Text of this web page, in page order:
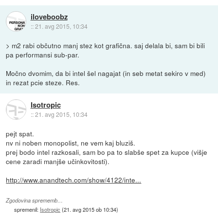
iloveboobz
::21. avg 2015, 10:34
> m2 rabi občutno manj stez kot grafična. saj delala bi, sam bi bili
pa performansi sub-par.
Močno dvomim, da bi intel šel nagajat (in seb metat sekiro v med)
in rezat pcie steze. Res.
Isotropic
::21. avg 2015, 10:34
pejt spat.
nv ni noben monopolist, ne vem kaj bluziš.
prej bodo intel razkosali, sam bo pa to slabše spet za kupce (višje
cene zaradi manjše učinkovitosti).
http://www.anandtech.com/show/4122/inte...
Zgodovina sprememb…
spremenil: Isotropic (21. avg 2015 ob 10:34)